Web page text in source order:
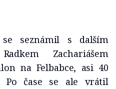
seznámil s dalším
Zachariášem
na Felbabce, asi 40
Po čase se ale vrátil